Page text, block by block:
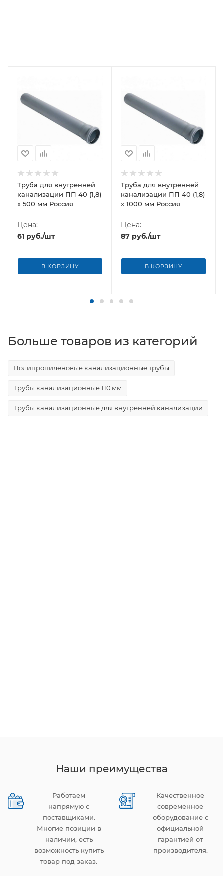
Труба для внутренней
канализации ПП 40 (1,8)
х 500 мм Россия
Цена:
61 руб./шт
В КОРЗИНУ
Труба для внутренней
канализации ПП 40 (1,8)
х 1000 мм Россия
Цена:
87 руб./шт
В КОРЗИНУ
Больше товаров из категорий
Полипропиленовые канализационные трубы
Трубы канализационные 110 мм
Трубы канализационные для внутренней канализации
Наши преимущества
Работаем
напрямую с
поставщиками.
Многие позиции в
наличии, есть
возможность купить
товар под заказ.
Качественное
современное
оборудование с
официальной
гарантией от
производителя.